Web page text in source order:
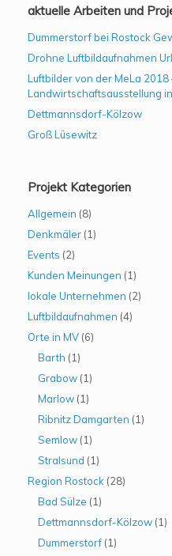
aktuelle Arbeiten und
Dummerstorf bei Rostock
Drohne Luftbildaufnahmen
Luftbilder von der MeLa 2018
Landwirtschaftsausstellung
Dettmannsdorf-Kölzow
Groß Lüsewitz
Projekt Kategorien
Allgemein (8)
Denkmäler (1)
Events (2)
Kunden Meinungen (1)
lokale Unternehmen (2)
Luftbildaufnahmen (4)
Orte in MV (6)
Barth (1)
Grabow (1)
Marlow (1)
Ribnitz Damgarten (1)
Semlow (1)
Stralsund (1)
Region Rostock (28)
Bad Sülze (1)
Dettmannsdorf-Kölzow (1)
Dummerstorf (1)